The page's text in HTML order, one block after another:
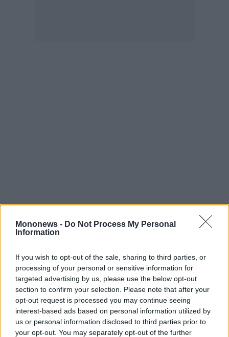
Mononews - Do Not Process My Personal
Information
If you wish to opt-out of the sale, sharing to third parties, or
processing of your personal or sensitive information for
targeted advertising by us, please use the below opt-out
section to confirm your selection. Please note that after your
opt-out request is processed you may continue seeing
interest-based ads based on personal information utilized by
us or personal information disclosed to third parties prior to
your opt-out. You may separately opt-out of the further
ομάδα μας για την απίστευτη δουλειά που έχει
κάνει όλα αυτά τα χρόνια. Μαζί, έχουμε χτίσει
μια επιχείρηση που στέκεται ισάξια δίπλα σε
εταιρείες των πιο ώριμων τεχνολογικών
αγορών του κόσμου.
Μετά από 21 χρόνια, είμαι πιο εμπνευσμένος